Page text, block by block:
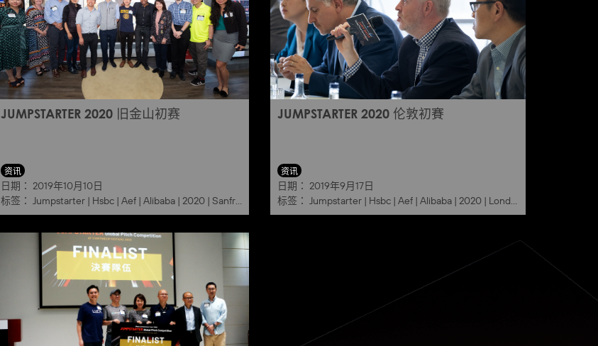
JUMPSTARTER 2020 旧金山初赛
资讯
日期： 2019年10月10日
标签： Jumpstarter | Hsbc | Aef | Alibaba | 2020 | Sanfrancisco
JUMPSTARTER 2020 伦敦初賽
资讯
日期： 2019年9月17日
标签： Jumpstarter | Hsbc | Aef | Alibaba | 2020 | London